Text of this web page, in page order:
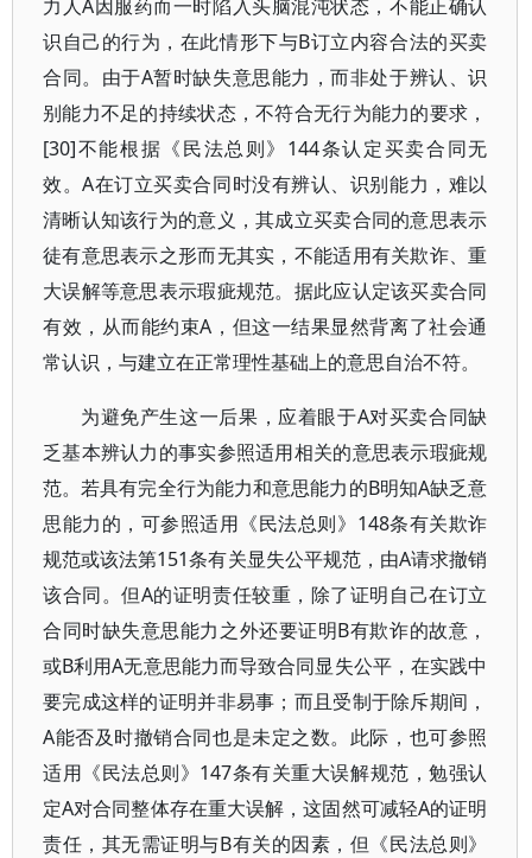
力人A因服药而一时陷入头脑混沌状态，不能正确认
识自己的行为，在此情形下与B订立内容合法的买卖
合同。由于A暂时缺失意思能力，而非处于辨认、识
别能力不足的持续状态，不符合无行为能力的要求，
[30]不能根据《民法总则》144条认定买卖合同无
效。A在订立买卖合同时没有辨认、识别能力，难以
清晰认知该行为的意义，其成立买卖合同的意思表示
徒有意思表示之形而无其实，不能适用有关欺诈、重
大误解等意思表示瑕疵规范。据此应认定该买卖合同
有效，从而能约束A，但这一结果显然背离了社会通
常认识，与建立在正常理性基础上的意思自治不符。
为避免产生这一后果，应着眼于A对买卖合同缺
乏基本辨认力的事实参照适用相关的意思表示瑕疵规
范。若具有完全行为能力和意思能力的B明知A缺乏意
思能力的，可参照适用《民法总则》148条有关欺诈
规范或该法第151条有关显失公平规范，由A请求撤销
该合同。但A的证明责任较重，除了证明自己在订立
合同时缺失意思能力之外还要证明B有欺诈的故意，
或B利用A无意思能力而导致合同显失公平，在实践中
要完成这样的证明并非易事；而且受制于除斥期间，
A能否及时撤销合同也是未定之数。此际，也可参照
适用《民法总则》147条有关重大误解规范，勉强认
定A对合同整体存在重大误解，这固然可减轻A的证明
责任，其无需证明与B有关的因素，但《民法总则》